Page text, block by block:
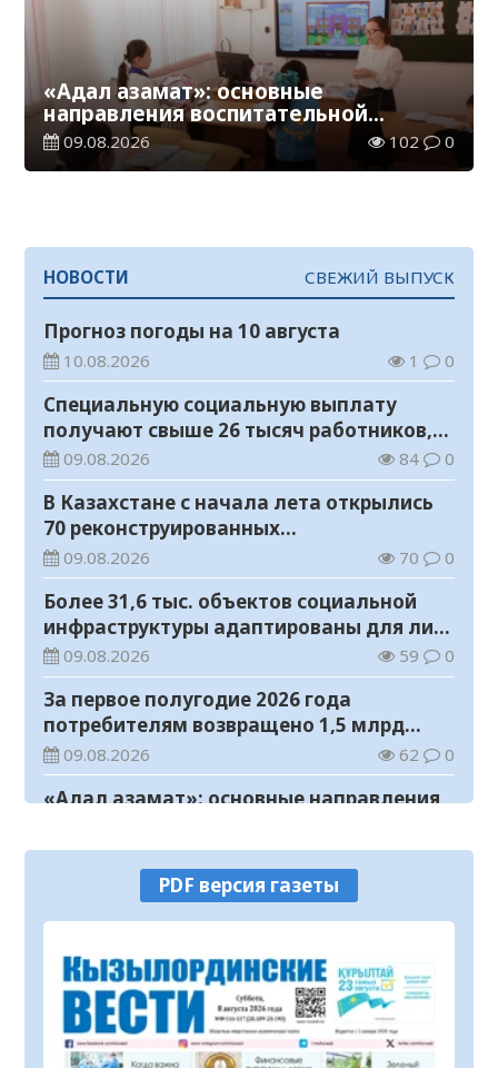
«Адал азамат»: основные
направления воспитательной
работы в новом учебном году
09.08.2026 102 0
НОВОСТИ СВЕЖИЙ ВЫПУСК
Прогноз погоды на 10 августа
10.08.2026 1 0
Специальную социальную выплату
получают свыше 26 тысяч работников,
занятых во вредных условиях труда
09.08.2026 84 0
В Казахстане с начала лета открылись
70 реконструированных
железнодорожных вокзалов
09.08.2026 70 0
Более 31,6 тыс. объектов социальной
инфраструктуры адаптированы для лиц
с инвалидностью
09.08.2026 59 0
За первое полугодие 2026 года
потребителям возвращено 1,5 млрд
тенге
09.08.2026 62 0
«Адал азамат»: основные направления
учебном году
09.08.2026 102 0
Прогноз погоды на 9 августа
09.08.2026 113 0
Государство расширяет поддержку
граждан, переезжающих в новые
регионы для работы
08.08.2026 128
PDF версия газеты